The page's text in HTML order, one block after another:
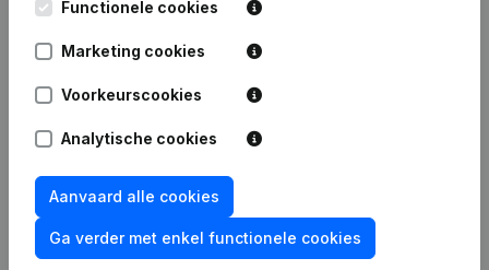
Functionele cookies
Marketing cookies
Voorkeurscookies
Analytische cookies
Aanvaard alle cookies
Ga verder met enkel functionele cookies
248D,
1800 Vilvoorde
Spotlight
Compliance &
fraudepreventie
Jaarrekening raadplegen
Integraties op maat
Betalingservaring